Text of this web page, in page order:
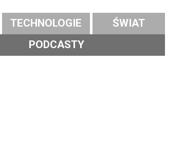
TECHNOLOGIE
ŚWIAT
PODCASTY